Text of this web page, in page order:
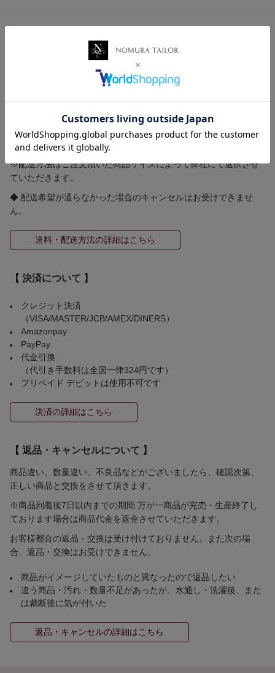
【 送料・配送方法について 】
ゆうパケット 250円(規定のサイズ等の条件有)
5,500円（税込）以上お買い上げで国内送料無料！！
≪ 配送方法 ≫
※配送方法はご注文頂いた商品サイズによって弊社にて選択させ
ていただきます。
◆ 配送希望が通らなかった場合のキャンセルはお受けできませ
ん。
送料・配送方法の詳細はこちら
【 決済について 】
クレジット決済
（VISA/MASTER/JCB/AMEX/DINERS）
Amazonpay
PayPay
代金引換
（代引き手数料は全国一律324円です）
プリペイド デビットは使用不可です
決済の詳細はこちら
【 返品・キャンセルについて 】
商品違い、数量違い、不良品などがございましたら、確認次第、
正しい商品と交換をさせて頂きます。
※商品到着後7日以内までの期間 万が一商品が完売・生産終了し
ております場合は商品代金を返金させていただきます。
お客様都合の返品・交換は受け付けておりません。また次の場
合、返品・交換はお受けできません。
商品がイメージしていたものと異なったので返品したい
違う商品・汚れ・数量不足があったが、水通し・洗濯後、また
は裁断後に気が付いた
返品・キャンセルの詳細はこちら